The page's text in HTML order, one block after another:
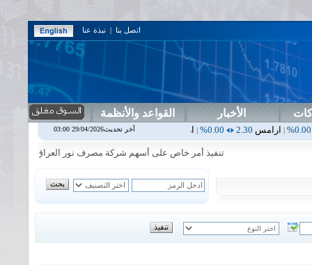
اتصل بنا | نبذة عنا
الأخبار القواعد والأنظمة
2.30
|اربيل 0.00
0.00
0.00%
|اسفنج
تنفيذ أمر خاص على أسهم شركة مصرف نور العراق في جلسة الاربعاء